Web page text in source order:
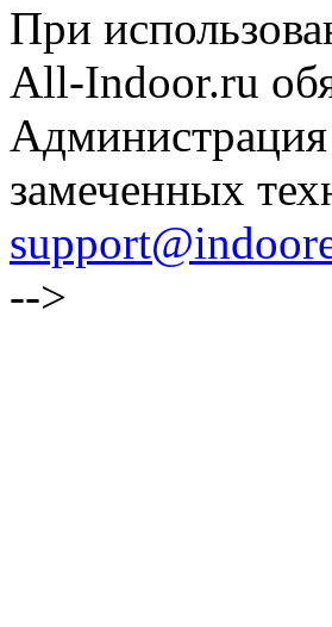
При
All-Indoor.ru
замеченных
-->